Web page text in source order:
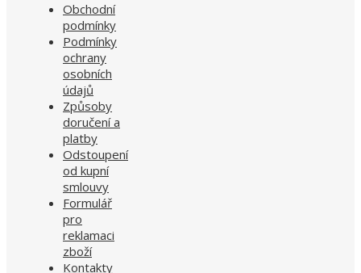
Obchodní
podmínky
Podmínky
ochrany
osobních
údajů
Způsoby
doručení a
platby
Odstoupení
od kupní
smlouvy
Formulář
pro
reklamaci
zboží
Kontakty